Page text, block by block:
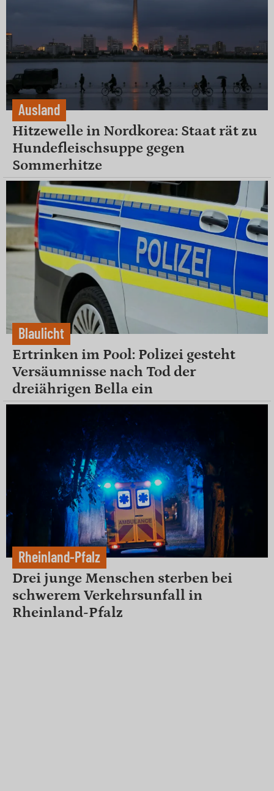
Ausland
Hitzewelle in Nordkorea: Staat rät zu
Hundefleischsuppe gegen
Sommerhitze
Blaulicht
Ertrinken im Pool: Polizei gesteht
Versäumnisse nach Tod der
dreiährigen Bella ein
Rheinland-Pfalz
Drei junge Menschen sterben bei
schwerem Verkehrsunfall in
Rheinland-Pfalz